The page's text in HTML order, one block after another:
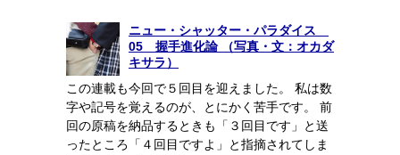
ニュー・シャッター・パラダイス
05 握手進化論 （写真・文：オカダ
キサラ）
この連載も今回で５回目を迎えました。 私は数
字や記号を覚えるのが、とにかく苦手です。 前
回の原稿を納品するときも「３回目です」と送
ったところ「４回目ですよ」と指摘されてしま